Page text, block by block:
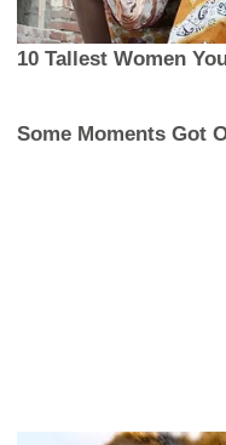
10 Tallest Women
Some Moments Got